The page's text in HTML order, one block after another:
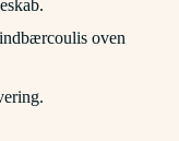
oven